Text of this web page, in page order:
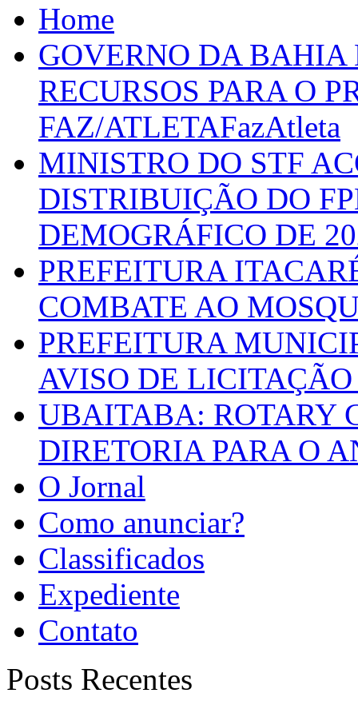
Home
GOVERNO DA
RECURSOS PARA O
FAZ/ATLETAFazAtleta
MINISTRO DO STF
DISTRIBUIÇÃO DO
DEMOGRÁFICO DE
PREFEITURA
COMBATE AO
PREFEITURA
AVISO DE LICITAÇÃO
UBAITABA: ROTARY
DIRETORIA PARA O
O Jornal
Como anunciar?
Classificados
Expediente
Contato
Posts Recentes